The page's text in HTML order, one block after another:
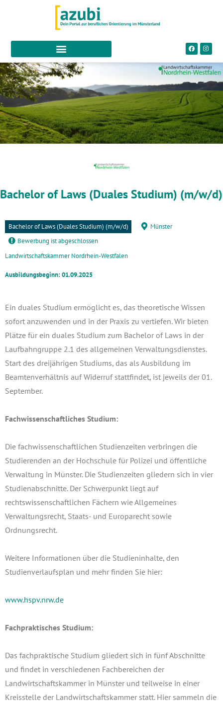
Bachelor of Laws (Duales Studium) (m/w/d)
Bachelor of Laws (Duales Studium) (m/w/d)
Münster
Bewerbung ist abgeschlossen
Landwirtschaftskammer Nordrhein-Westfalen
Ausbildungsbeginn: 01.09.2025
Ein duales Studium ermöglicht es, das theoretische Wissen
sofort anzuwenden und in der Praxis zu vertiefen. Wir bieten
Plätze für ein duales Studium zum Bachelor of Laws in der
Laufbahngruppe 2.1 des allgemeinen Verwaltungsdienstes.
Start des dreijährigen Studiums, das als Ausbildung im
Beamtenverhältnis auf Widerruf stattfindet, ist jeweils der 01.
September.
Fachwissenschaftliches Studium:
Die fachwissenschaftlichen Studienzeiten verbringen die
Studierenden an der Hochschule für Polizei und öffentliche
Verwaltung in Münster. Die Studienzeiten gliedern sich in vier
Studienabschnitte. Der Schwerpunkt liegt auf
rechtswissenschaftlichen Fächern wie Allgemeines
Verwaltungsrecht, Staats- und Europarecht sowie
Ordnungsrecht.
Weitere Informationen über die Studieninhalte, den
Studienverlaufsplan und mehr finden Sie hier:
www.hspv.nrw.de
Fachpraktisches Studium:
Das fachpraktische Studium gliedert sich in fünf Abschnitte
und findet in verschiedenen Fachbereichen der
Landwirtschaftskammer in Münster und teilweise in einer
Kreisstelle der Landwirtschaftskammer statt. Hier sammeln die